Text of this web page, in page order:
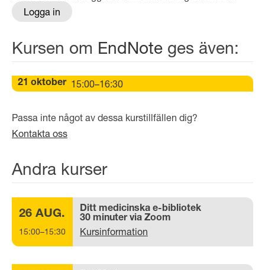
Logga in
Kursen om EndNote ges även:
21 oktober 15:00–16:30
Passa inte något av dessa kurstillfällen dig?
Kontakta oss
Andra kurser
26 AUG.
15:00–15:30
Ditt medicinska e-bibliotek
30 minuter via Zoom
Kursinformation